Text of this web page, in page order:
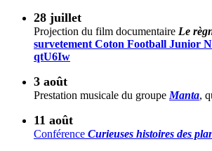
28 juillet
Projection du film documentaire Le
survetement Coton Football Junior
qtU6Iw
3 août
Prestation musicale du groupe Manta,
11 août
Conférence Curieuses histoires des